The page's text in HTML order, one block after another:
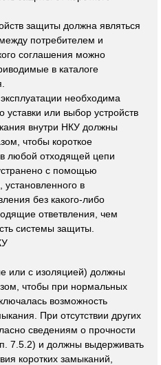
защиты должна являться
потребителем и
соглашения можно
в каталоге
необходима
уставки или выбор устройств
внутри НКУ должны
чтобы короткое
любой отходящей цепи
с помощью
в
без какого-либо
ответвления, чем
системы защиты.
или с изоляцией) должны
чтобы при нормальных
возможность
При отсутствии других
сведениям о прочности
7.5.2) и должны выдерживать
коротких замыканий,